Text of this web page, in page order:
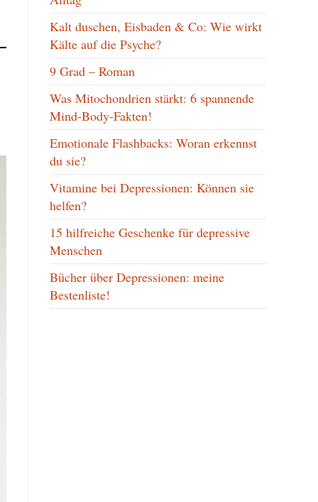
Kalt duschen, Eisbaden & Co: Wie wirkt
Kälte auf die Psyche?
9 Grad – Roman
Was Mitochondrien stärkt: 6 spannende
Mind-Body-Fakten!
Emotionale Flashbacks: Woran erkennst
du sie?
Vitamine bei Depressionen: Können sie
helfen?
15 hilfreiche Geschenke für depressive
Menschen
Bücher über Depressionen: meine
Bestenliste!